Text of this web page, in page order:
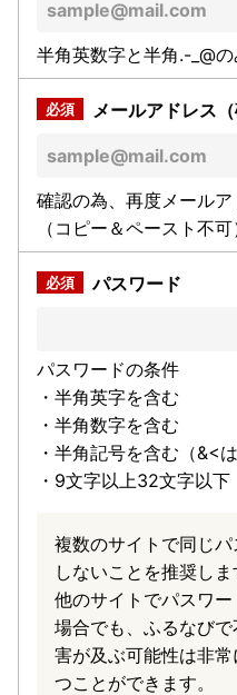
半角英数字と半角.-_@
メールアドレス（
確認の為、再度メール
（コピー＆ペースト不可
パスワード
パスワードの条件
・半角英字を含む
・半角数字を含む
・半角記号を含む（&<
・9文字以上32文字以下
複数のサイトで同じパ
しないことを推奨しま
他のサイトでパスワ
場合でも、ふるなび
害が及ぶ可能性は非
つことができます。